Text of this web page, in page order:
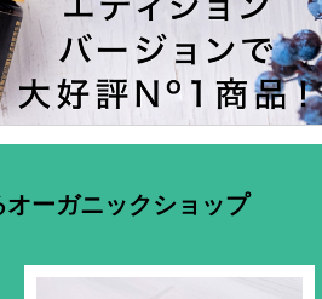
ーガニックショップ